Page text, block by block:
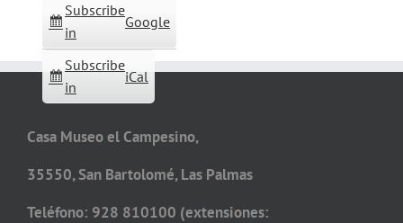
Subscribe
in
Google
Subscribe
in
iCal
Casa Museo el Campesino,
35550, San Bartolomé, Las Palmas
Teléfono: 928 810100 (extensiones: